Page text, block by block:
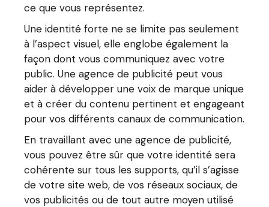
ce que vous représentez.
Une identité forte ne se limite pas seulement
à l’aspect visuel, elle englobe également la
façon dont vous communiquez avec votre
public. Une agence de publicité peut vous
aider à développer une voix de marque unique
et à créer du contenu pertinent et engageant
pour vos différents canaux de communication.
En travaillant avec une agence de publicité,
vous pouvez être sûr que votre identité sera
cohérente sur tous les supports, qu’il s’agisse
de votre site web, de vos réseaux sociaux, de
vos publicités ou de tout autre moyen utilisé